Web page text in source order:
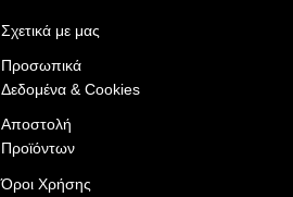
Σχετικά με μας
Προσωπικά
Δεδομένα & Cookies
Αποστολή
Προϊόντων
Όροι Χρήσης